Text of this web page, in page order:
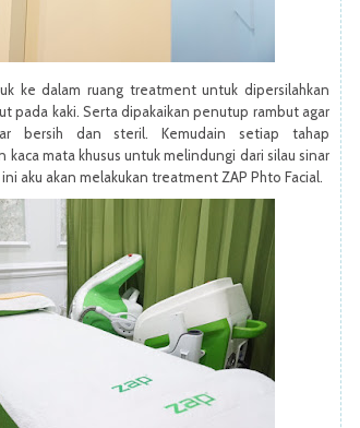
ke dalam ruang treatment untuk dipersilahkan
pada kaki. Serta dipakaikan penutup rambut agar
bersih dan steril. Kemudain setiap tahap
mata khusus untuk melindungi dari silau sinar
aku akan melakukan treatment ZAP Phto Facial.